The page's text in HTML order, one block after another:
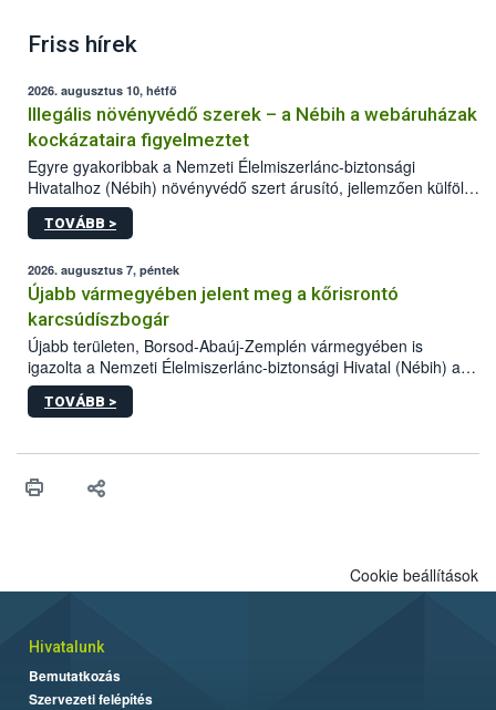
Friss hírek
2026. augusztus 10, hétfő
Illegális növényvédő szerek – a Nébih a webáruházak
kockázataira figyelmeztet
Egyre gyakoribbak a Nemzeti Élelmiszerlánc-biztonsági
Hivatalhoz (Nébih) növényvédő szert árusító, jellemzően külföldi
honlapok kapcsán érkező bejelentések. Emellett az ilyen
termékeket kínáló kéretlen online reklámok mennyisége is
összegyűjtötte az illegális növényvédő szerek kapcsán
előforduló árulkodó jeleket, valamint a webáruházakból való
vásárlás kockázatait.
TOVÁBB >
2026. augusztus 7, péntek
Újabb vármegyében jelent meg a kőrisrontó
karcsúdíszbogár
Újabb területen, Borsod-Abaúj-Zemplén vármegyében is
igazolta a Nemzeti Élelmiszerlánc-biztonsági Hivatal (Nébih) a
kőrisrontó karcsúdíszbogár (Agrilus planipennis) jelenlétét. A
kártevőt nem csak színcsapdában találták meg, de már fertőzött
az intenzív felderítést, emellett az intézkedéseket a szlovák
TOVÁBB >
Cookie beállítások
Hivatalunk
Bemutatkozás
Szervezeti felépítés